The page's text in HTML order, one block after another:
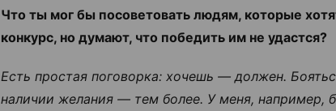
Что ты мог бы посоветовать людям, которые
конкурс, но думают, что победить им не удастся?
Есть простая поговорка: хочешь — должен.
наличии желания — тем более. У меня, например,